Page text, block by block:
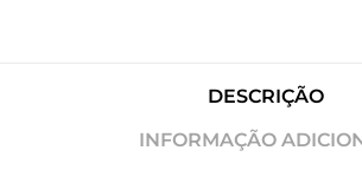
DESCRIÇÃO
INFORMAÇÃO